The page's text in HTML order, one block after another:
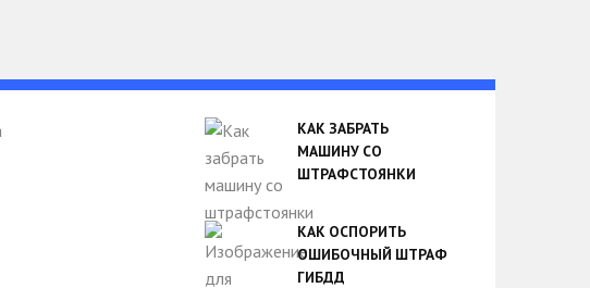
КАК ЗАБРАТЬ
МАШИНУ СО
ШТРАФСТОЯНКИ
КАК ОСПОРИТЬ
ОШИБОЧНЫЙ ШТРАФ
ГИБДД